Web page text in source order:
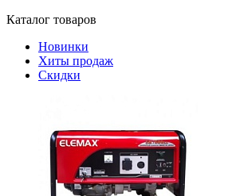
Каталог товаров
Новинки
Хиты продаж
Скидки